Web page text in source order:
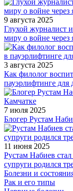
9 августа 2025
Глухой журналист
миру о войне через
3 августа 2025
Как филолог
пауэрлифтинге для
7 июля 2025
Блогер Рустам
11 июня 2025
Рустам Набиев
супруги родился
Болезни и
Рак и его типы